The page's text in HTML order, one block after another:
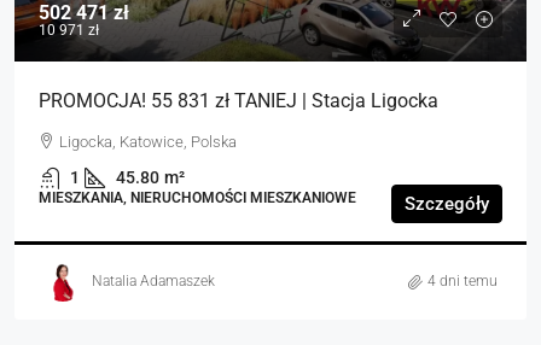
502 471 zł
10 971 zł
PROMOCJA! 55 831 zł TANIEJ | Stacja Ligocka
Ligocka, Katowice, Polska
1 45.80 m²
MIESZKANIA, NIERUCHOMOŚCI MIESZKANIOWE Szczegóły
Natalia Adamaszek 4 dni temu